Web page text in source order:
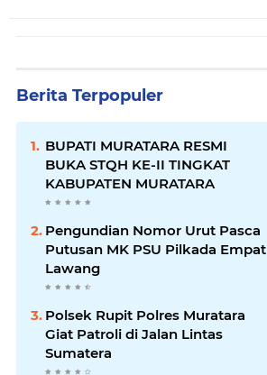
Berita Terpopuler
BUPATI MURATARA RESMI
BUKA STQH KE-II TINGKAT
KABUPATEN MURATARA
Pengundian Nomor Urut Pasca
Putusan MK PSU Pilkada Empat
Lawang
Polsek Rupit Polres Muratara
Giat Patroli di Jalan Lintas
Sumatera